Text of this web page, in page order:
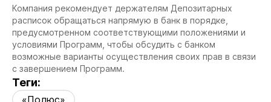
Компания рекомендует держателям Депозитарных
расписок обращаться напрямую в банк в порядке,
предусмотренном соответствующими положениями и
условиями Программ, чтобы обсудить с банком
возможные варианты осуществления своих прав в связи
с завершением Программ.
Теги:
«Полюс»